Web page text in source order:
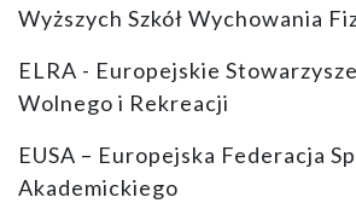
Wyższych Szkół Wychowania
ELRA - Europejskie
Wolnego i Rekreacji
EUSA – Europejska Federacja
Akademickiego